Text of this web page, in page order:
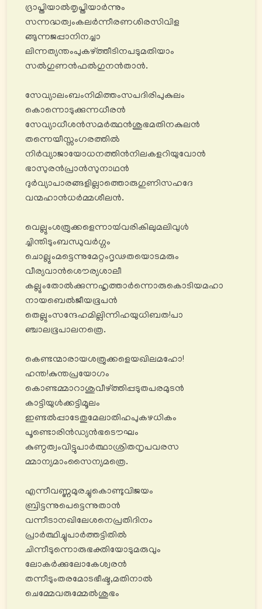
ദ്രാപ്തിയാൽതൃപ്തിയാർന്നും
സന്നദ്ധത്വംകലർന്നീരണശിരസിവിള
ങ്ങുന്നജപ്പാനിനച്ചാ
ലിന്നത്യന്തംപുകഴ്ത്തീടിനപടുമതിയാം
സൽഗുണൻഫൽഗുനൻതാൻ.
സേവ്യാലംബംനിമിത്തംസപദിരിപുകുലം
കൊന്നൊടുക്കുന്നധീരൻ
സേവ്യാധീശൻസമർത്ഥൻശുഭമതിനകുലൻ
തന്നെയീസ്സംഗരത്തിൽ
നിർവ്യാജായോധനത്തിൻനിലകളറിയുവോൻ
ഭാസുരൻപ്രാൻസുനാഥൻ
ദുർവ്യാപാരങ്ങളില്ലാത്തൊരുഗുണിസഹദേ
വന്മഹാൻധർമ്മശീലൻ.
വെല്ലുംശത്രുക്കളെന്നായ്‍വരികിലുമലിവുൾ
ച്ചിന്തിടുംബന്ധുവർഗ്ഗം
ചൊല്ലുംമട്ടെന്നുമേറ്റംദൃഢതയൊടമരും
വീര്യവാൻശൌര്യശാലീ
കല്ലുംതോൽക്കുന്നഹൃത്താർന്നൊരുകൊടിയമഹാ
നായബെൽജീയഭൂപൻ
തെല്ലുംസന്ദേഹമില്ലിന്നിഹയുധിബത!പാ
ഞ്ചാലഭൂപാലനത്രെ.
കെണ്ടന്മാരായശത്രുക്കളെയഖിലമഹോ!
ഹന്ത!കുന്തപ്രയോഗം
കൊണ്ടമ്മാറാശുവീഴ്ത്തിപ്പടുതപരമുടൻ
കാട്ടിയുൾക്കട്ടിമൂലം
ഇണ്ടൽപ്പാടേതുമേലാതിഹപുകഴധികം
പൂണ്ടൊരിൻഡ്യൻഭടൌഘം
കുണ്ഠത്വംവിട്ടുപാർത്ഥാശ്രിതനൃപവരസ
മ്മാന്യമാംസൈന്യമത്രെ.
എന്നീവണ്ണമുരച്ചുകൊണ്ടുവിജയം
ബ്രിട്ടന്നുപെട്ടെന്നുതാൻ
വന്നീടാനഖിലേശനെപ്രതിദിനം
പ്രാർത്ഥിച്ചുപാർത്തട്ടിതിൽ
ചിന്നീടുന്നൊരുഭക്തിയോടുമരുവും
ലോകർക്കുലോകേശ്വരൻ
തന്നീടുംതരമോടഭീഷ്ട,മതിനാൽ
ചെമ്മേവരുമ്മേൽശുഭം